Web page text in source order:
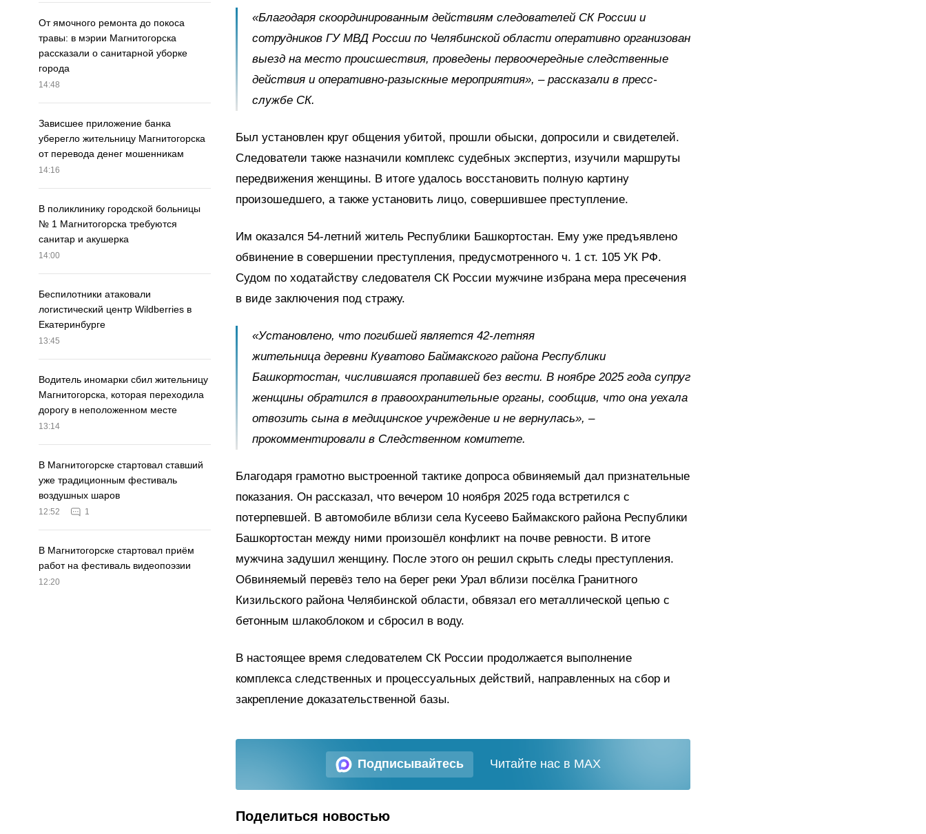
От ямочного ремонта до покоса
травы: в мэрии Магнитогорска
рассказали о санитарной уборке
города
14:48
Зависшее приложение банка
уберегло жительницу Магнитогорска
от перевода денег мошенникам
14:16
В поликлинику городской больницы
№ 1 Магнитогорска требуются
санитар и акушерка
14:00
Беспилотники атаковали
логистический центр Wildberries в
Екатеринбурге
13:45
Водитель иномарки сбил жительницу
Магнитогорска, которая переходила
дорогу в неположенном месте
13:14
В Магнитогорске стартовал ставший
уже традиционным фестиваль
воздушных шаров
12:52 1
В Магнитогорске стартовал приём
работ на фестиваль видеопоэзии
12:20
«Благодаря скоординированным действиям следователей СК России и
сотрудников ГУ МВД России по Челябинской области оперативно организован
выезд на место происшествия, проведены первоочередные следственные
действия и оперативно-разыскные мероприятия», – рассказали в пресс-
службе СК.
Был установлен круг общения убитой, прошли обыски, допросили и свидетелей.
Следователи также назначили комплекс судебных экспертиз, изучили маршруты
передвижения женщины. В итоге удалось восстановить полную картину
произошедшего, а также установить лицо, совершившее преступление.
Им оказался 54-летний житель Республики Башкортостан. Ему уже предъявлено
обвинение в совершении преступления, предусмотренного ч. 1 ст. 105 УК РФ.
Судом по ходатайству следователя СК России мужчине избрана мера пресечения
в виде заключения под стражу.
«Установлено, что погибшей является 42-летняя
жительница деревни Куватово Баймакского района Республики
Башкортостан, числившаяся пропавшей без вести. В ноябре 2025 года супруг
женщины обратился в правоохранительные органы, сообщив, что она уехала
отвозить сына в медицинское учреждение и не вернулась», –
прокомментировали в Следственном комитете.
Благодаря грамотно выстроенной тактике допроса обвиняемый дал признательные
показания. Он рассказал, что вечером 10 ноября 2025 года встретился с
потерпевшей. В автомобиле вблизи села Кусеево Баймакского района Республики
Башкортостан между ними произошёл конфликт на почве ревности. В итоге
мужчина задушил женщину. После этого он решил скрыть следы преступления.
Обвиняемый перевёз тело на берег реки Урал вблизи посёлка Гранитного
Кизильского района Челябинской области, обвязал его металлической цепью с
бетонным шлакоблоком и сбросил в воду.
В настоящее время следователем СК России продолжается выполнение
комплекса следственных и процессуальных действий, направленных на сбор и
закрепление доказательственной базы.
Подписывайтесь Читайте нас в MAX
Поделиться новостью